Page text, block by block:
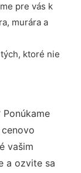
pre vás k
murára a
ktoré nie
Ponúkame
vašim
a ozvite sa